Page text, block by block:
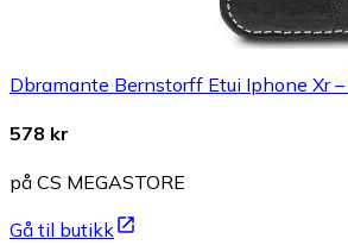
Dbramante Bernstorff Etui Iphone Xr
578 kr
på CS MEGASTORE
Gå til butikk